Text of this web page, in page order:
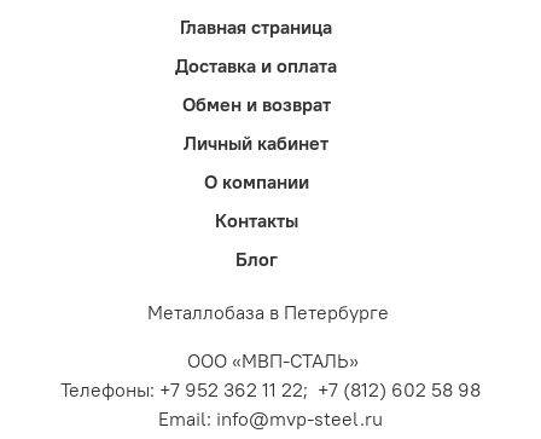
Главная страница
Доставка и оплата
Обмен и возврат
Личный кабинет
О компании
Контакты
Блог
Металлобаза в Петербурге
ООО «МВП-СТАЛЬ»
Телефоны: +7 952 362 11 22; +7 (812) 602 58 98
Email: info@mvp-steel.ru